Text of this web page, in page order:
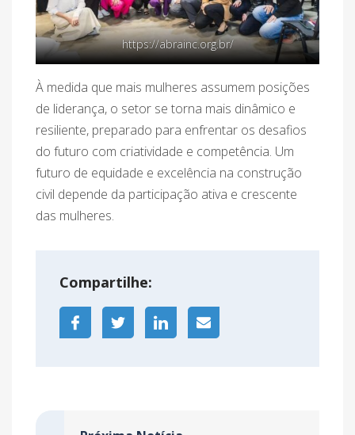
https://abrainc.org.br/
À medida que mais mulheres assumem posições
de liderança, o setor se torna mais dinâmico e
resiliente, preparado para enfrentar os desafios
do futuro com criatividade e competência. Um
futuro de equidade e excelência na construção
civil depende da participação ativa e crescente
das mulheres.
Compartilhe: